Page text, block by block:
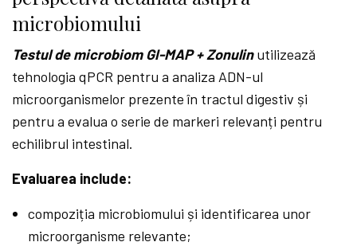
microbiomului
Testul de microbiom GI-MAP + Zonulinutilizează
tehnologia qPCR pentru a analiza ADN-ul
microorganismelor prezente în tractul digestiv și
pentru a evalua o serie de markeri relevanți pentru
echilibrul intestinal.
Evaluarea include:
compoziția microbiomului și identificarea unor
microorganisme relevante;